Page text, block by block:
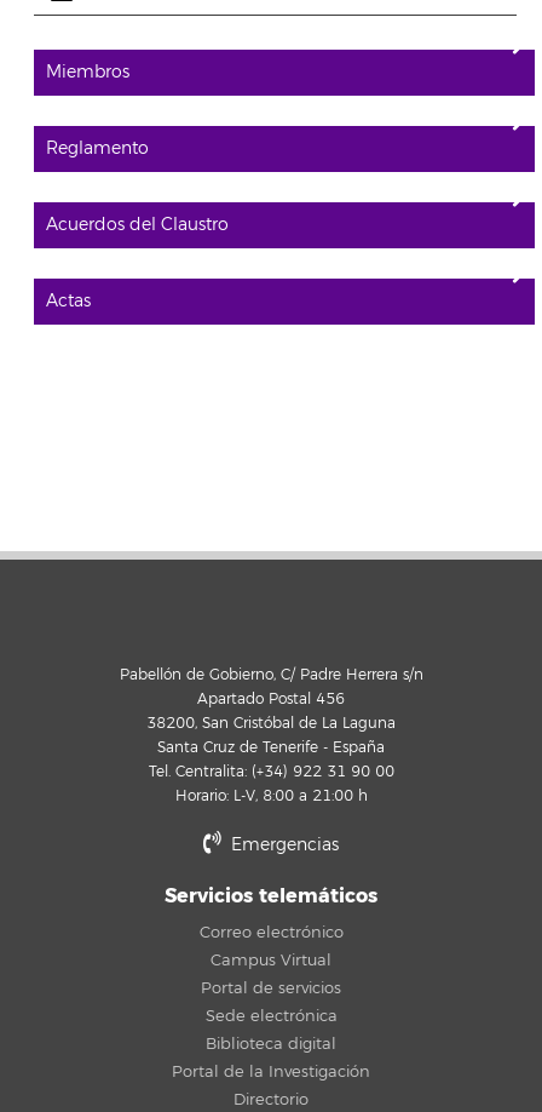
Miembros
Reglamento
Acuerdos del Claustro
Actas
Pabellón de Gobierno, C/ Padre Herrera s/n
Apartado Postal 456
38200, San Cristóbal de La Laguna
Santa Cruz de Tenerife - España
Tel. Centralita: (+34) 922 31 90 00
Horario: L-V, 8:00 a 21:00 h
Emergencias
Servicios telemáticos
Correo electrónico
Campus Virtual
Portal de servicios
Sede electrónica
Biblioteca digital
Portal de la Investigación
Directorio